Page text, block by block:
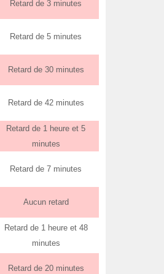
Retard de 3 minutes
Retard de 5 minutes
Retard de 30 minutes
Retard de 42 minutes
Retard de 1 heure et 5
minutes
Retard de 7 minutes
Aucun retard
Retard de 1 heure et 48
minutes
Retard de 20 minutes